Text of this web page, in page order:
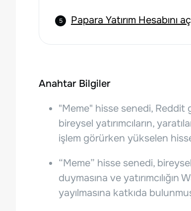
Papara Yatırım Hesabını
Anahtar Bilgiler
"Meme" hisse senedi,
bireysel yatırımcıların,
işlem görürken yükselen
“Meme” hisse senedi,
duymasına ve
yayılmasına katkıda